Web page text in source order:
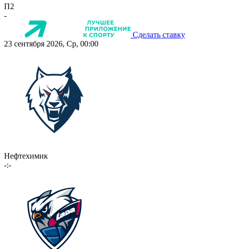
П2
-
Сделать ставку
23 сентября 2026, Ср, 00:00
Нефтехимик
-:-